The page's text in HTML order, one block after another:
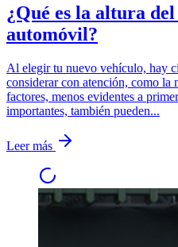
¿Qué es la altura
automóvil?
Al elegir tu nuevo vehículo, hay
considerar con atención, como la
factores, menos evidentes a
importantes, también pueden...
Leer más